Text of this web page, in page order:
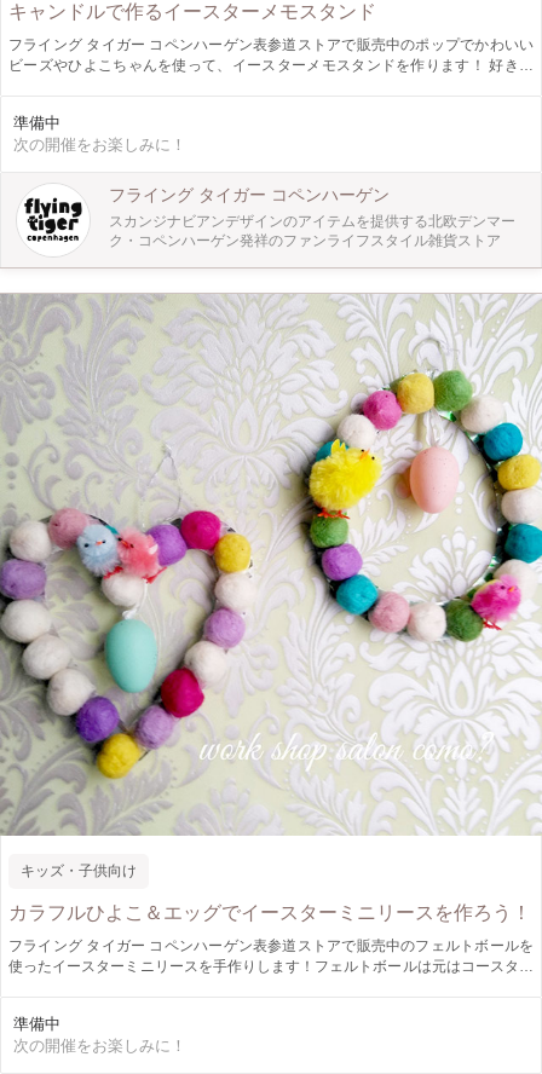
キャンドルで作るイースターメモスタンド
フライング タイガー コペンハーゲン表参道ストアで販売中のポップでかわいい
ビーズやひよこちゃんを使って、イースターメモスタンドを作ります！ 好きな
準備中
次の開催をお楽しみに！
フライング タイガー コペンハーゲン
スカンジナビアンデザインのアイテムを提供する北欧デンマー
ク・コペンハーゲン発祥のファンライフスタイル雑貨ストア
キッズ・子供向け
カラフルひよこ＆エッグでイースターミニリースを作ろう！
フライング タイガー コペンハーゲン表参道ストアで販売中のフェルトボールを
使ったイースターミニリースを手作りします！フェルトボールは元はコースター
さなお子様でも安心して参加ができ、オリジナルのミニリースが出来上がりま
す。
準備中
次の開催をお楽しみに！